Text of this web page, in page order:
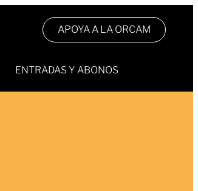
APOYA A LA ORCAM
ENTRADAS Y ABONOS